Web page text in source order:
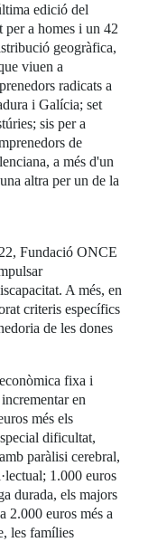
edició del
per a homes i un 42
geogràfica,
viuen a
radicats a
i Galícia; set
sis per a
de
a més d'un
altra per un de la
Fundació ONCE
A més, en
criteris específics
de les dones
fixa i
en
més els
dificultat,
paràlisi cerebral,
1.000 euros
durada, els majors
2.000 euros més a
les famílies